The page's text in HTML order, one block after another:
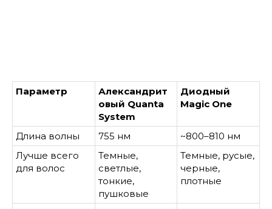
Параметр
Александрит
овый Quanta
System
Диодный
Magic One
Длина волны 755 нм
~800–810 нм
Лучше всего
для волос
Темные,
светлые,
тонкие,
пушковые
Темные, русые,
черные,
плотные